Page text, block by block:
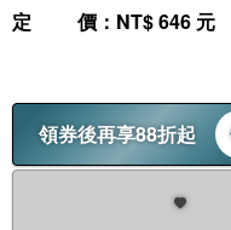
定價 ：NT$ 646 元
領券後再享88折起